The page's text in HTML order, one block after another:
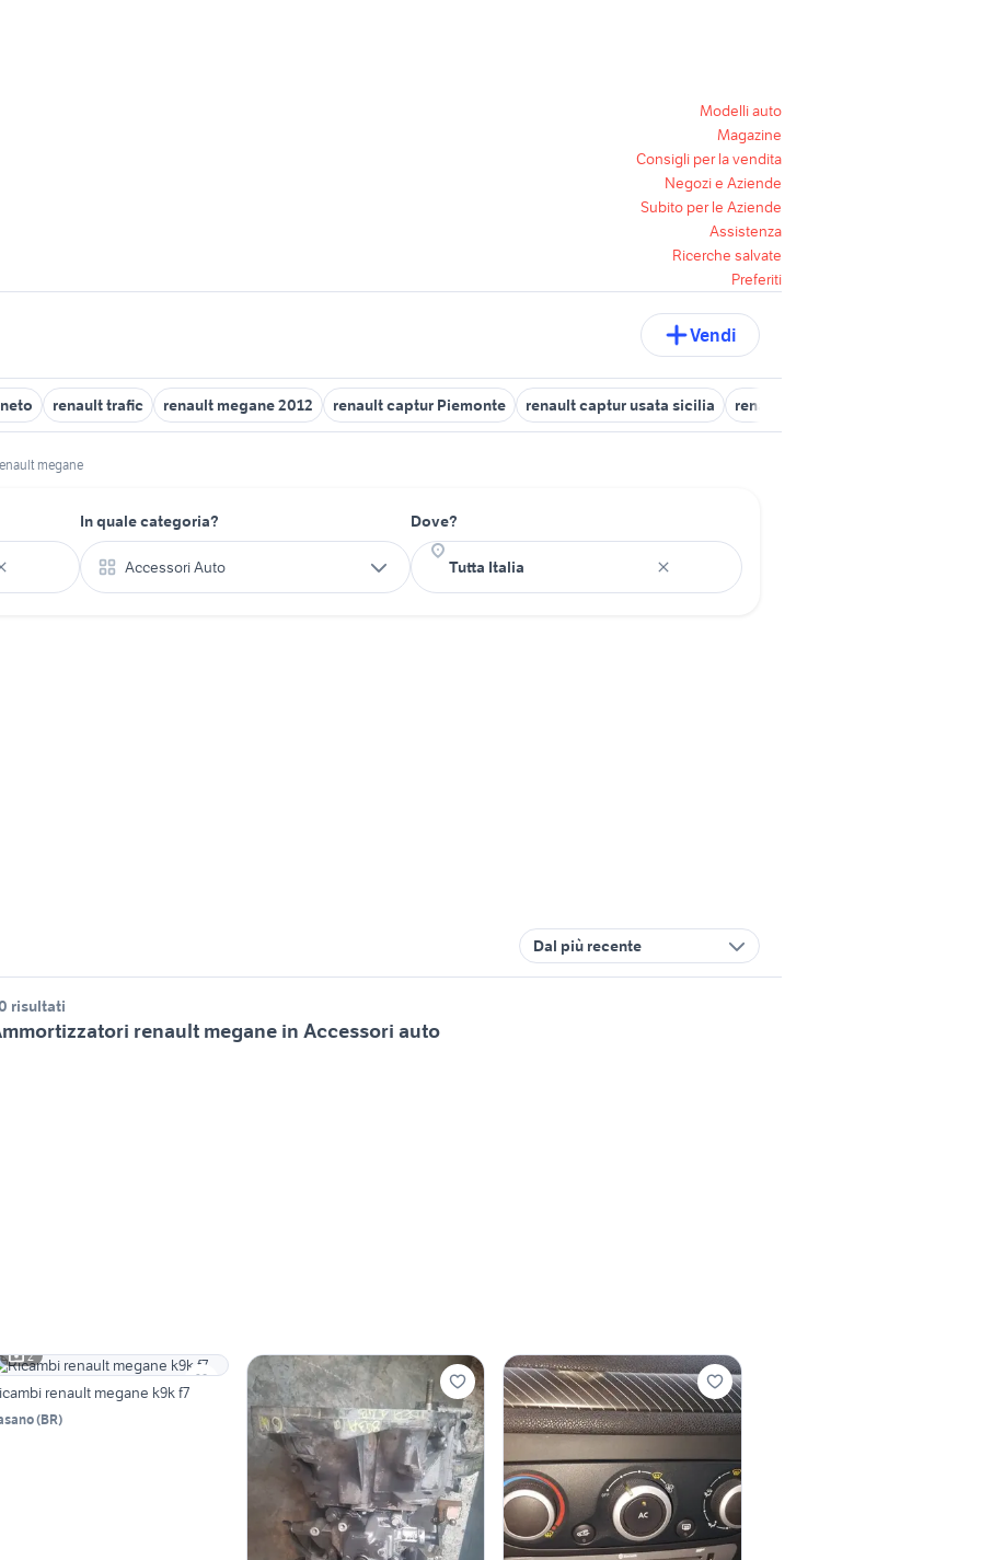
Modelli auto
Magazine
Consigli per la vendita
Negozi e Aziende
Subito per le Aziende
Assistenza
Ricerche salvate
Preferiti
Vendi
renault trafic renault megane 2012 renault captur Piemonte renault captur usata sicilia renault clio 1.8 16v auto
megane
In quale categoria?
Accessori Auto
Dove?
Dal più recente
risultati
renault megane in Accessori auto
2
renault megane k9k f7
(BR)